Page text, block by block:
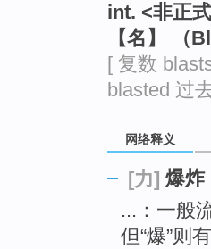
int. <非正
【名】 （
[ 复数
blasted 过
网络释义
[力] 爆炸
...：一般
但“爆”则